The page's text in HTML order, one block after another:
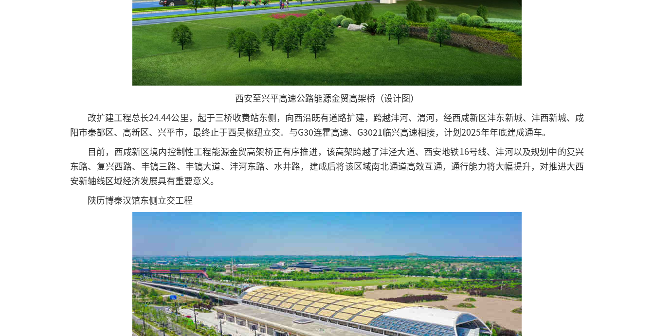
西安至兴平高速公路能源金贸高架桥（设计图）
改扩建工程总长24.44公里，起于三桥收费站东侧，向西沿既有道路扩建，跨越沣河、渭河，经西咸新区沣东新城、沣西新城、咸
阳市秦都区、高新区、兴平市，最终止于西吴枢纽立交。与G30连霍高速、G3021临兴高速相接，计划2025年年底建成通车。
目前，西咸新区境内控制性工程能源金贸高架桥正有序推进，该高架跨越了沣泾大道、西安地铁16号线、沣河以及规划中的复兴
东路、复兴西路、丰镐三路、丰镐大道、沣河东路、水井路，建成后将该区域南北通道高效互通，通行能力将大幅提升，对推进大西
安新轴线区域经济发展具有重要意义。
陕历博秦汉馆东侧立交工程